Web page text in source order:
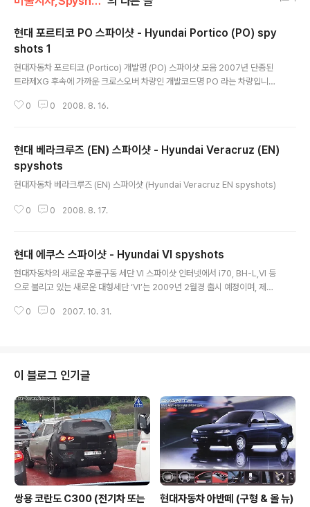
현대 포르티코 PO 스파이샷 - Hyundai Portico (PO) spy
shots 1
현대자동차 포르티코 (Portico) 개발명 (PO) 스파이샷 모음 2007년 단종된
트라제XG 후속에 가까운 크로스오버 차량인 개발코드명 PO 라는 차량입니다.
도요타 벤자와 비슷한 개념의 차입니다. 승용차+미니밴+SUV의 개념을 섞은
hyundai-portico-crossover/ 사진출처 http://www.worldcarfans.co
m/9080815.008/all-new-hyundai-portico-spied 라디에이터 그릴은
제네시스의 그것과..
0 0 2008. 8. 16.
현대 베라크루즈 (EN) 스파이샷 - Hyundai Veracruz (EN)
spyshots
현대자동차 베라크루즈 (EN) 스파이샷 (Hyundai Veracruz EN spyshots)
0 0 2008. 8. 17.
현대 에쿠스 스파이샷 - Hyundai VI spyshots
현대자동차의 새로운 후륜구동 세단 VI 스파이샷 인터넷에서 i70, BH-L,VI 등
으로 불리고 있는 새로운 대형세단 ‘VI’는 2009년 2월경 출시 예정이며, 제네
수입차와 경쟁을 펼치기 위한 차종. ‘VI’는 전장 5160mm, 전폭 1900mm, 전
agement Ⅱ)을 장착. VSM2와 연동된 프리세이프 시트벨트(PSB, Pre-Safe
Seat Belt)는 충돌시 승객보..
0 0 2007. 10. 31.
이 블로그 인기글
쌍용 코란도 C300 (전기차 또는
현대자동차 아반떼 (구형 & 올 뉴)